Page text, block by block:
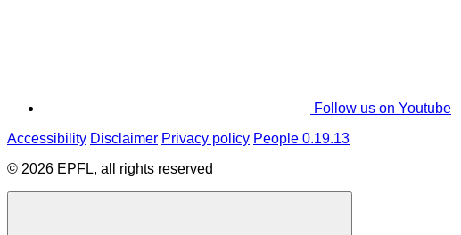
Follow us on Youtube
Accessibility Disclaimer Privacy policy People 0.19.13
© 2026 EPFL, all rights reserved